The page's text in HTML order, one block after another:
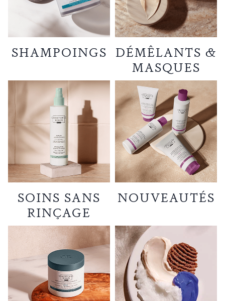
SHAMPOINGS
DÉMÊLANTS &
MASQUES
SOINS SANS
RINÇAGE
NOUVEAUTÉS